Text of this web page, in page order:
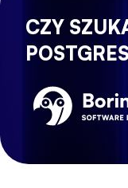
CZY